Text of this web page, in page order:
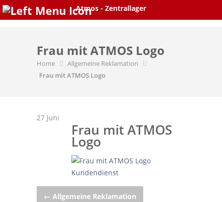
Skip
Frau mit ATMOS Logo
Home
Allgemeine Reklamation
Frau mit ATMOS Logo
27 Juni
Frau mit ATMOS
Logo
Post
← Allgemeine Reklamation
Atmos - Zentrallager